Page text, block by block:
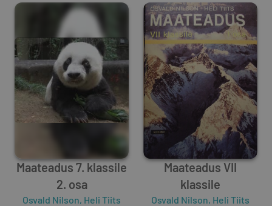
Maateadus 7. klassile
2. osa
Osvald Nilson, Heli Tiits
Maateadus VII
klassile
Osvald Nilson, Heli Tiits